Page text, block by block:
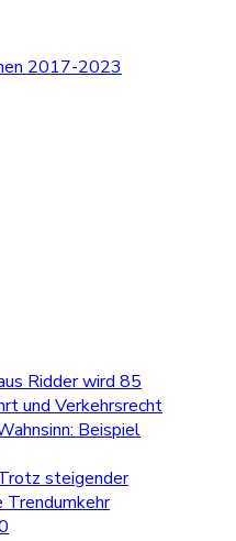
2017-2023
Ridder wird 85
und Verkehrsrecht
Beispiel
steigender
Trendumkehr